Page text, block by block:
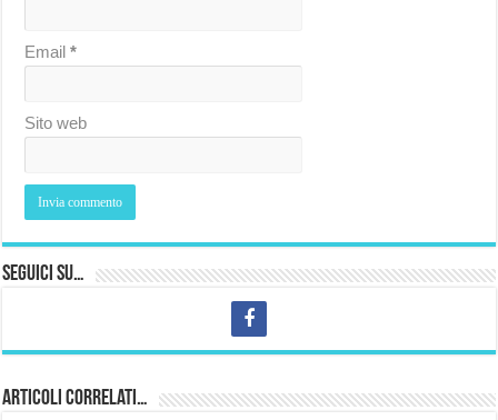
Email*
Sito web
Seguici su…
Articoli correlati…